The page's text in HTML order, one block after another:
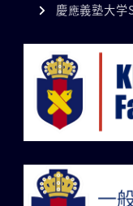
慶應義塾大学